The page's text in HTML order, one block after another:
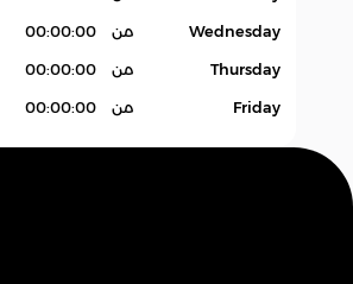
Wednesday من 00:00:00
Thursday من 00:00:00
Friday من 00:00:00